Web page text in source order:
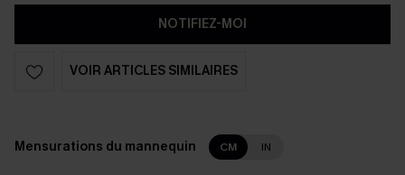
NOTIFIEZ-MOI
VOIR ARTICLES SIMILAIRES
Mensurations du mannequin CM IN